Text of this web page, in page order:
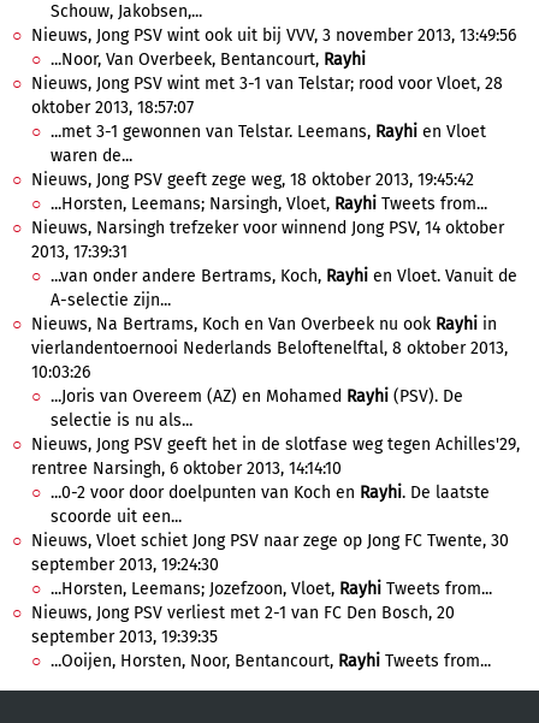
Schouw, Jakobsen,...
Nieuws, Jong PSV wint ook uit bij VVV, 3 november 2013, 13:49:56
...Noor, Van Overbeek, Bentancourt, Rayhi
Nieuws, Jong PSV wint met 3-1 van Telstar; rood voor Vloet, 28
oktober 2013, 18:57:07
...met 3-1 gewonnen van Telstar. Leemans, Rayhi en Vloet
waren de...
Nieuws, Jong PSV geeft zege weg, 18 oktober 2013, 19:45:42
...Horsten, Leemans; Narsingh, Vloet, Rayhi Tweets from...
Nieuws, Narsingh trefzeker voor winnend Jong PSV, 14 oktober
2013, 17:39:31
...van onder andere Bertrams, Koch, Rayhi en Vloet. Vanuit de
A-selectie zijn...
Nieuws, Na Bertrams, Koch en Van Overbeek nu ook Rayhi in
vierlandentoernooi Nederlands Beloftenelftal, 8 oktober 2013,
10:03:26
...Joris van Overeem (AZ) en Mohamed Rayhi (PSV). De
selectie is nu als...
Nieuws, Jong PSV geeft het in de slotfase weg tegen Achilles'29,
rentree Narsingh, 6 oktober 2013, 14:14:10
...0-2 voor door doelpunten van Koch en Rayhi. De laatste
scoorde uit een...
Nieuws, Vloet schiet Jong PSV naar zege op Jong FC Twente, 30
september 2013, 19:24:30
...Horsten, Leemans; Jozefzoon, Vloet, Rayhi Tweets from...
Nieuws, Jong PSV verliest met 2-1 van FC Den Bosch, 20
september 2013, 19:39:35
...Ooijen, Horsten, Noor, Bentancourt, Rayhi Tweets from...